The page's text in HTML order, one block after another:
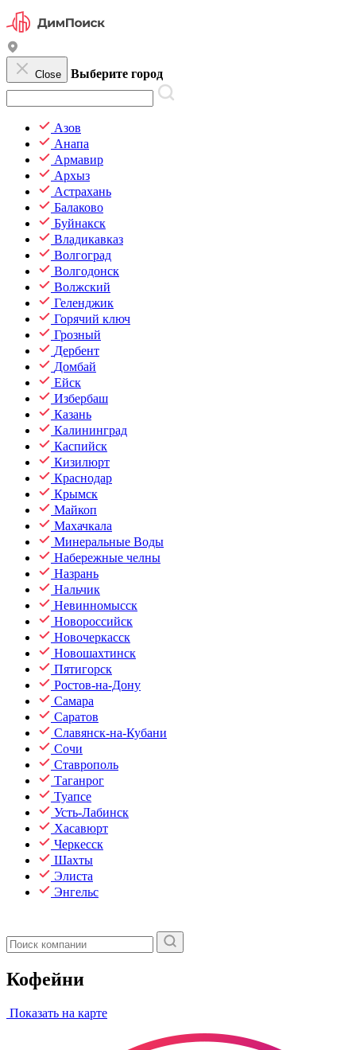
Close Выберите город
Азов
Анапа
Армавир
Архыз
Астрахань
Балаково
Буйнакск
Владикавказ
Волгоград
Волгодонск
Волжский
Геленджик
Горячий ключ
Грозный
Дербент
Домбай
Ейск
Избербаш
Казань
Калининград
Каспийск
Кизилюрт
Краснодар
Крымск
Майкоп
Махачкала
Минеральные Воды
Набережные челны
Назрань
Нальчик
Невинномысск
Новороссийск
Новочеркасск
Новошахтинск
Пятигорск
Ростов-на-Дону
Самара
Саратов
Славянск-на-Кубани
Сочи
Ставрополь
Таганрог
Туапсе
Усть-Лабинск
Хасавюрт
Черкесск
Шахты
Элиста
Энгельс
Кофейни
Показать на карте